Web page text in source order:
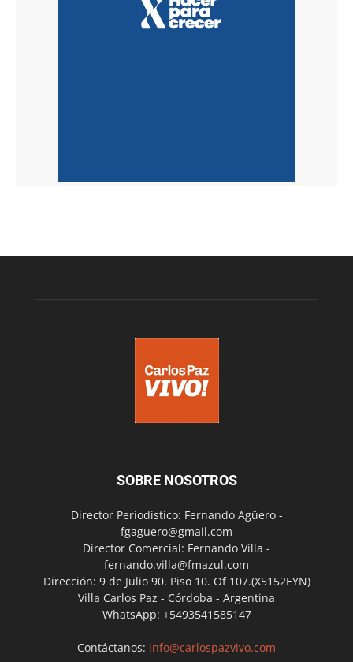
SOBRE NOSOTROS
Director Periodístico: Fernando Agüero -
fgaguero@gmail.com
Director Comercial: Fernando Villa -
fernando.villa@fmazul.com
Dirección: 9 de Julio 90. Piso 10. Of 107.(X5152EYN)
Villa Carlos Paz - Córdoba - Argentina
WhatsApp: +5493541585147
Contáctanos: info@carlospazvivo.com